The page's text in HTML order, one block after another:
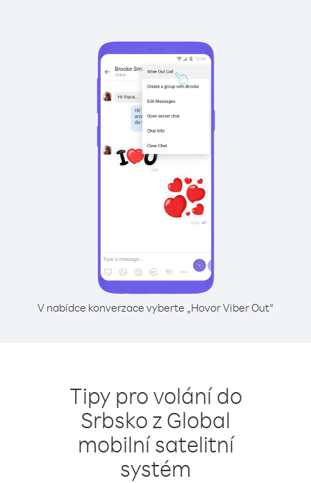
V nabídce konverzace vyberte „Hovor Viber Out“
Tipy pro volání do
Srbsko z Global
mobilní satelitní
systém